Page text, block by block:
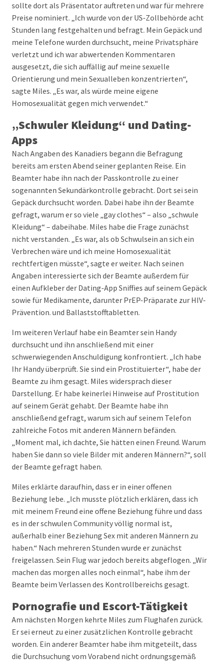
sollte dort als Präsentator auftreten und war für mehrere
Preise nominiert. „Ich wurde von der US-Zollbehörde acht
Stunden lang festgehalten und befragt. Mein Gepäck und
meine Telefone wurden durchsucht, meine Privatsphäre
verletzt und ich war abwertenden Kommentaren
ausgesetzt, die sich auffällig auf meine sexuelle
Orientierung und mein Sexualleben konzentrierten“,
sagte Miles. „Es war, als würde meine eigene
Homosexualität gegen mich verwendet.“
„Schwuler Kleidung“ und Dating-
Apps
Nach Angaben des Kanadiers begann die Befragung
bereits am ersten Abend seiner geplanten Reise. Ein
Beamter habe ihn nach der Passkontrolle zu einer
sogenannten Sekundärkontrolle gebracht. Dort sei sein
Gepäck durchsucht worden. Dabei habe ihn der Beamte
gefragt, warum er so viele „gay clothes“ – also „schwule
Kleidung“ – dabeihabe. Miles habe die Frage zunächst
nicht verstanden. „Es war, als ob Schwulsein an sich ein
Verbrechen wäre und ich meine Homosexualität
rechtfertigen müsste“, sagte er weiter. Nach seinen
Angaben interessierte sich der Beamte außerdem für
einen Aufkleber der Dating-App Sniffies auf seinem Gepäck
sowie für Medikamente, darunter PrEP-Präparate zur HIV-
Prävention. und Ballaststofftabletten.
Im weiteren Verlauf habe ein Beamter sein Handy
durchsucht und ihn anschließend mit einer
schwerwiegenden Anschuldigung konfrontiert. „Ich habe
Ihr Handy überprüft. Sie sind ein Prostituierter“, habe der
Beamte zu ihm gesagt. Miles widersprach dieser
Darstellung. Er habe keinerlei Hinweise auf Prostitution
auf seinem Gerät gehabt. Der Beamte habe ihn
anschließend gefragt, warum sich auf seinem Telefon
zahlreiche Fotos mit anderen Männern befänden.
„Moment mal, ich dachte, Sie hätten einen Freund. Warum
haben Sie dann so viele Bilder mit anderen Männern?“, soll
der Beamte gefragt haben.
Miles erklärte daraufhin, dass er in einer offenen
Beziehung lebe. „Ich musste plötzlich erklären, dass ich
mit meinem Freund eine offene Beziehung führe und dass
es in der schwulen Community völlig normal ist,
außerhalb einer Beziehung Sex mit anderen Männern zu
haben.“ Nach mehreren Stunden wurde er zunächst
freigelassen. Sein Flug war jedoch bereits abgeflogen. „Wir
machen das morgen alles noch einmal“, habe ihm der
Beamte beim Verlassen des Kontrollbereichs gesagt.
Pornografie und Escort-Tätigkeit
Am nächsten Morgen kehrte Miles zum Flughafen zurück.
Er sei erneut zu einer zusätzlichen Kontrolle gebracht
worden. Ein anderer Beamter habe ihm mitgeteilt, dass
die Durchsuchung vom Vorabend nicht ordnungsgemäß